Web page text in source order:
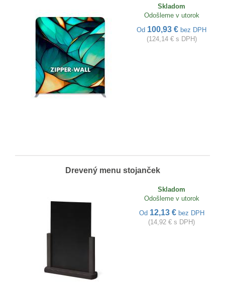
Skladom
Odošleme v utorok
Od 100,93 € bez DPH
(124,14 € s DPH)
Drevený menu stojanček
Skladom
Odošleme v utorok
Od 12,13 € bez DPH
(14,92 € s DPH)